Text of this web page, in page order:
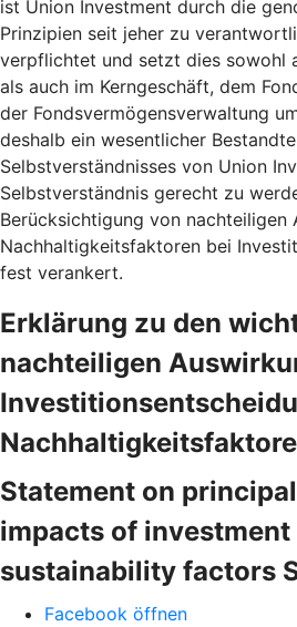
ist Union Investment durch die
Prinzipien seit jeher zu
verpflichtet und setzt dies sowohl
als auch im Kerngeschäft, dem
der Fondsvermögensverwaltung
deshalb ein wesentlicher
Selbstverständnisses von Union
Selbstverständnis gerecht zu
Berücksichtigung von nachteiligen
Nachhaltigkeitsfaktoren bei
fest verankert.
Erklärung zu den
nachteiligen
Statement on
impacts of
sustainability factors
Facebook öffnen